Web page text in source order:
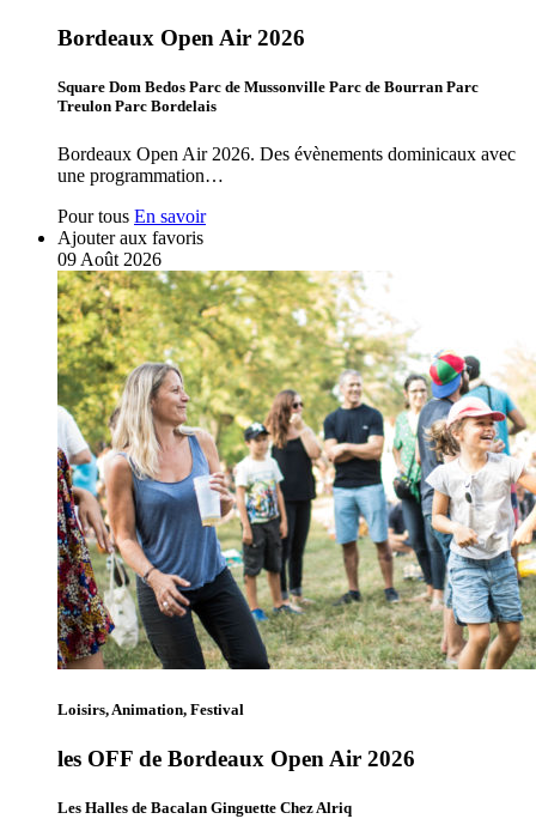
Bordeaux Open Air 2026
Square Dom Bedos Parc de Mussonville Parc de Bourran Parc
Treulon Parc Bordelais
Bordeaux Open Air 2026. Des évènements dominicaux avec
une programmation…
Pour tous En savoir
Ajouter aux favoris
09 Août 2026
Loisirs, Animation, Festival
les OFF de Bordeaux Open Air 2026
Les Halles de Bacalan Ginguette Chez Alriq